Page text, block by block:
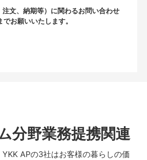
文、納期等）に関わるお問い合わせ
でお願いいたします。
分野業務提携関連
APの3社はお客様の暮らしの価